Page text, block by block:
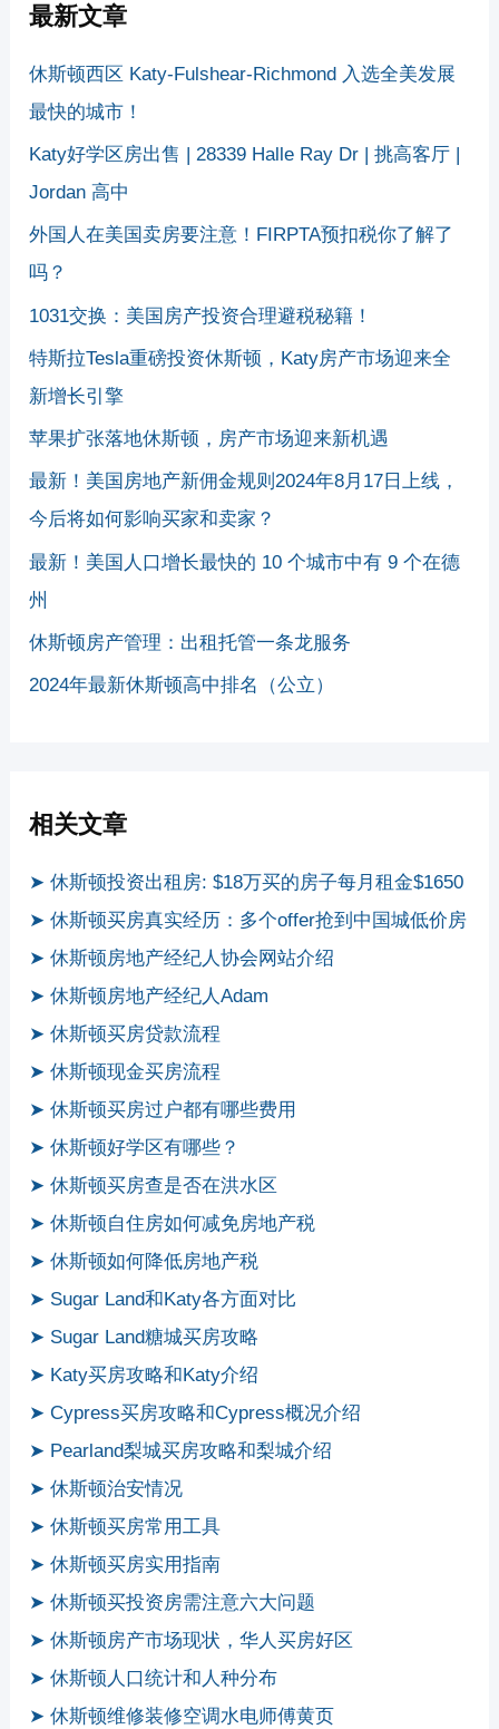
最新文章
休斯顿西区 Katy-Fulshear-Richmond 入选全美发展
最快的城市！
Katy好学区房出售 | 28339 Halle Ray Dr | 挑高客厅 |
Jordan 高中
外国人在美国卖房要注意！FIRPTA预扣税你了解了
吗？
1031交换：美国房产投资合理避税秘籍！
特斯拉Tesla重磅投资休斯顿，Katy房产市场迎来全
新增长引擎
苹果扩张落地休斯顿，房产市场迎来新机遇
最新！美国房地产新佣金规则2024年8月17日上线，
今后将如何影响买家和卖家？
最新！美国人口增长最快的 10 个城市中有 9 个在德
州
休斯顿房产管理：出租托管一条龙服务
2024年最新休斯顿高中排名（公立）
相关文章
➤ 休斯顿投资出租房: $18万买的房子每月租金$1650
➤ 休斯顿买房真实经历：多个offer抢到中国城低价房
➤ 休斯顿房地产经纪人协会网站介绍
➤ 休斯顿房地产经纪人Adam
➤ 休斯顿买房贷款流程
➤ 休斯顿现金买房流程
➤ 休斯顿买房过户都有哪些费用
➤ 休斯顿好学区有哪些？
➤ 休斯顿买房查是否在洪水区
➤ 休斯顿自住房如何减免房地产税
➤ 休斯顿如何降低房地产税
➤ Sugar Land和Katy各方面对比
➤ Sugar Land糖城买房攻略
➤ Katy买房攻略和Katy介绍
➤ Cypress买房攻略和Cypress概况介绍
➤ Pearland梨城买房攻略和梨城介绍
➤ 休斯顿治安情况
➤ 休斯顿买房常用工具
➤ 休斯顿买房实用指南
➤ 休斯顿买投资房需注意六大问题
➤ 休斯顿房产市场现状，华人买房好区
➤ 休斯顿人口统计和人种分布
➤ 休斯顿维修装修空调水电师傅黄页